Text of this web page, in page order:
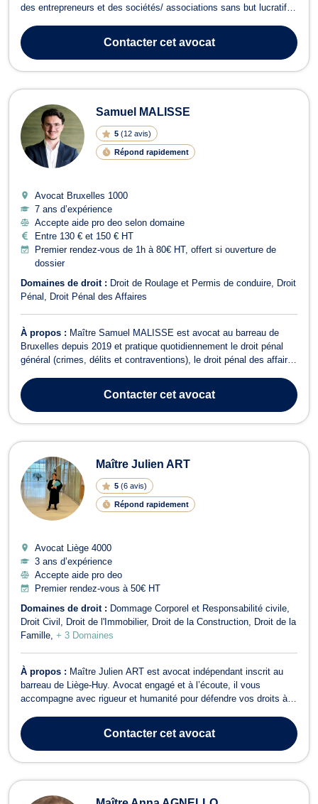
des entrepreneurs et des sociétés/ associations sans but lucratif. Il
d’accompagner efficacement une clientèle locale et internationale.
Maîtr...
Contactercet avocat
Samuel MALISSE
5 (12 avis)
Répond rapidement
Avocat Bruxelles 1000
7 ans d’expérience
Accepte aide pro deo selon domaine
Entre 130 € et 150 € HT
Premier rendez-vous de 1h à 80€ HT, offert si ouverture de
dossier
Domaines de droit : Droit de Roulage et Permis de conduire
Droit
Pénal
Droit Pénal des Affaires
À propos : Maître Samuel MALISSE est avocat au barreau de
Bruxelles depuis 2019 et pratique quotidiennement le droit pénal
général (crimes, délits et contraventions), le droit pénal des affaires
de faux, corruption, criminalité économique et financière...) ainsi
que le dr...
Contactercet avocat
Maître Julien ART
5 (6 avis)
Répond rapidement
Avocat Liège 4000
3 ans d’expérience
Accepte aide pro deo
Premier rendez-vous à 50€ HT
Domaines de droit : Dommage Corporel et Responsabilité civile
Droit Civil
Droit de l'Immobilier Droit de la Construction
Droit de la
Famille + 3 Domaines
À propos : Maître Julien ART est avocat indépendant inscrit au
barreau de Liège-Huy. Avocat engagé et à l’écoute, il vous
accompagne avec rigueur et humanité pour défendre vos droits à
en droit civil, droit de la famille, droit des mineurs ainsi qu’en droit
pénal. Ses c...
Contactercet avocat